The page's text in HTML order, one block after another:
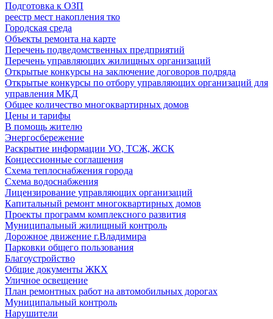
Подготовка к ОЗП
реестр мест накопления тко
Городская среда
Объекты ремонта на карте
Перечень подведомственных предприятий
Перечень управляющих жилищных организаций
Открытые конкурсы на заключение договоров подряда
Открытые конкурсы по отбору управляющих организаций для
управления МКД
Общее количество многоквартирных домов
Цены и тарифы
В помощь жителю
Энергосбережение
Раскрытие информации УО, ТСЖ, ЖСК
Концессионные соглашения
Схема теплоснабжения города
Схема водоснабжения
Лицензирование управляющих организаций
Капитальный ремонт многоквартирных домов
Проекты программ комплексного развития
Муниципальный жилищный контроль
Дорожное движение г.Владимира
Парковки общего пользования
Благоустройство
Общие документы ЖКХ
Уличное освещение
План ремонтных работ на автомобильных дорогах
Муниципальный контроль
Нарушители